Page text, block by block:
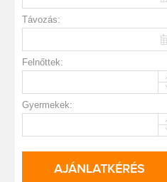
Távozás:
Felnőttek:
Gyermekek:
AJÁNLATKÉRÉS